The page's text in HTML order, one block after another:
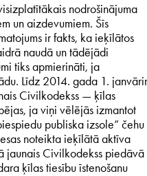
nodrošinājuma
un aizdevumiem. Šīs
ir fakts, ka ieķīlātos
naudā un tādējādi
tiks apmierināti, ja
Līdz 2014. gada 1.
Civilkodekss — ķīlas
ja viņi vēlējās izmantot
publiska izsole” čehu
noteikta ieķīlātā aktīva
jaunais Civilkodekss piedāvā
ķīlas tiesību īstenošanu